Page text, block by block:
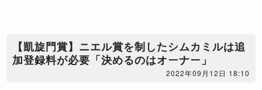
【凱旋門賞】ニエル賞を制したシムカミルは追
加登録料が必要「決めるのはオーナー」
2022年09月12日 18:10